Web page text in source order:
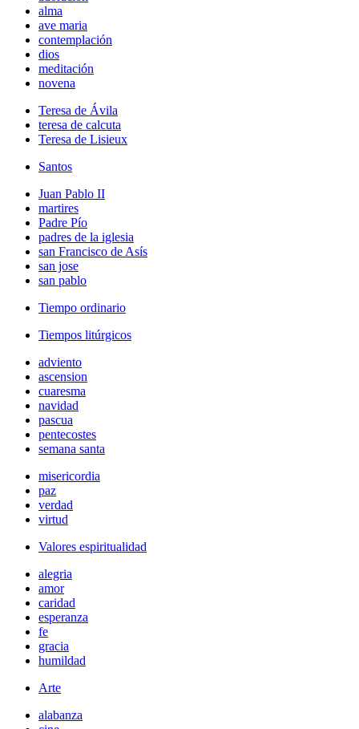
alma
ave maria
contemplación
dios
meditación
novena
Teresa de Ávila
teresa de calcuta
Teresa de Lisieux
Santos
Juan Pablo II
martires
Padre Pío
padres de la iglesia
san Francisco de Asís
san jose
san pablo
Tiempo ordinario
Tiempos litúrgicos
adviento
ascension
cuaresma
navidad
pascua
pentecostes
semana santa
misericordia
paz
verdad
virtud
Valores espiritualidad
alegria
amor
caridad
esperanza
fe
gracia
humildad
Arte
alabanza